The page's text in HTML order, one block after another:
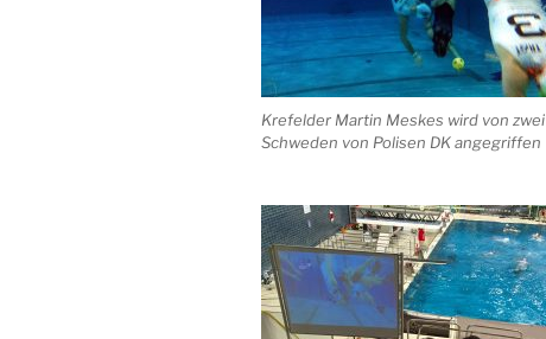
Krefelder Martin Meskes wird von zwei
Schweden von Polisen DK angegriffen